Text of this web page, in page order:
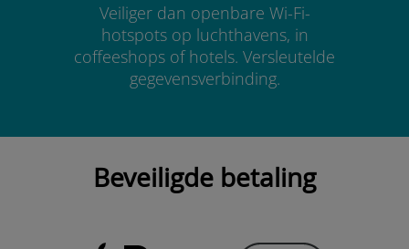
Veiliger dan openbare Wi-Fi-
hotspots op luchthavens, in
coffeeshops of hotels. Versleutelde
gegevensverbinding.
Beveiligde betaling